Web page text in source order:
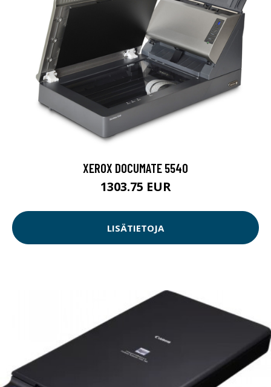
XEROX DOCUMATE 5540
1303.75 EUR
LISÄTIETOJA